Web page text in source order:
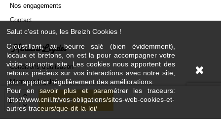
Ajouter au panier
Nos engagements
Contact
Mentions Légales
Conditions d'utilisation
Mentions légales
Paiement sécurisé
Livraison
Salut c’est nous, les Breizh Cookies !
Croustillant, au beurre salé (bien évidemment),
locaux et bretons, on est la pour accompagner votre
visite sur notre site. Les cookies nous apportent des
retours précieux sur vos interactions avec notre site,
pour apporter régulièrement des améliorations.
Pour en savoir plus et paramétrer les traceurs:
http://www.cnil.fr/vos-obligations/sites-web-cookies-et-
autres-traceurs/que-dit-la-loi/